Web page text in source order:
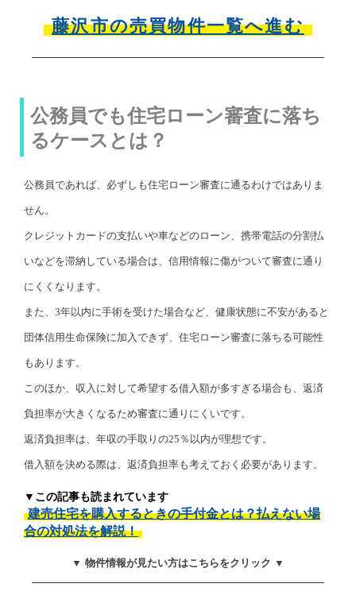
藤沢市の売買物件一覧へ進む
公務員でも住宅ローン審査に落ち
るケースとは？
公務員であれば、必ずしも住宅ローン審査に通るわけではありま
せん。
クレジットカードの支払いや車などのローン、携帯電話の分割払
いなどを滞納している場合は、信用情報に傷がついて審査に通り
にくくなります。
また、3年以内に手術を受けた場合など、健康状態に不安があると
団体信用生命保険に加入できず、住宅ローン審査に落ちる可能性
もあります。
このほか、収入に対して希望する借入額が多すぎる場合も、返済
負担率が大きくなるため審査に通りにくいです。
返済負担率は、年収の手取りの25％以内が理想です。
借入額を決める際は、返済負担率も考えておく必要があります。
▼この記事も読まれています
建売住宅を購入するときの手付金とは？払えない場
合の対処法を解説！
▼ 物件情報が見たい方はこちらをクリック ▼